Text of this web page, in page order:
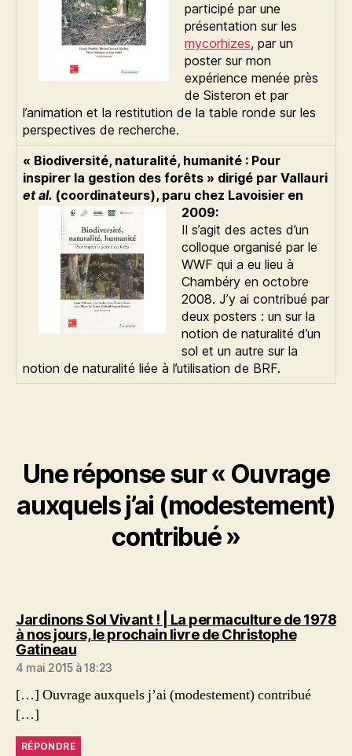
participé par une
présentation sur les
mycorhizes, par un
poster sur mon
expérience menée près
de Sisteron et par
l’animation et la restitution de la table ronde sur les
perspectives de recherche.
« Biodiversité, naturalité, humanité : Pour
inspirer la gestion des forêts » dirigé par Vallauri
et al. (coordinateurs), paru chez Lavoisier en
2009:
Il s’agit des actes d’un
colloque organisé par le
WWF qui a eu lieu à
Chambéry en octobre
2008. J’y ai contribué par
deux posters : un sur la
notion de naturalité d’un
sol et un autre sur la
notion de naturalité liée à l’utilisation de BRF.
.
Une réponse sur « Ouvrage
auxquels j’ai (modestement)
contribué »
Jardinons Sol Vivant ! | La permaculture de 1978
à nos jours, le prochain livre de Christophe
Gatineaudit :
4 mai 2015 à 18:23
[…] Ouvrage auxquels j’ai (modestement) contribué
[…]
RÉPONDRE